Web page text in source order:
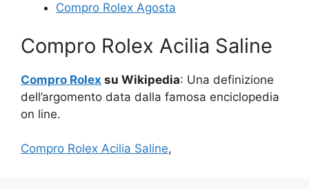
Compro Rolex Agosta
Compro Rolex Acilia Saline
Compro Rolex su Wikipedia: Una definizione
dell’argomento data dalla famosa enciclopedia
on line.
Compro Rolex Acilia Saline,